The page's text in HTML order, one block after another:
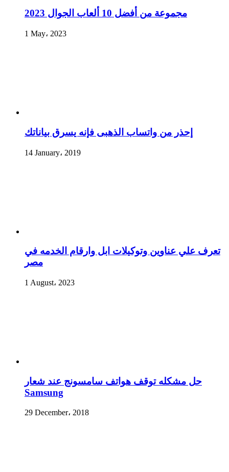
مجموعة من أفضل 10 ألعاب الجوال 2023
1 May، 2023
إحذر من واتساب الذهبى فإنه يسرق بياناتك
14 January، 2019
تعرف علي عناوين وتوكيلات ابل وارقام الخدمه في
مصر
1 August، 2023
حل مشكله توقف هواتف سامسونج عند شعار
Samsung
29 December، 2018